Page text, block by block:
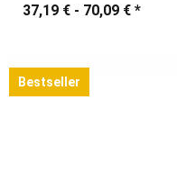
37,19 € - 70,09 € *
Bestseller